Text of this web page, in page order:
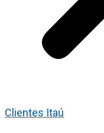
Clientes Itaú